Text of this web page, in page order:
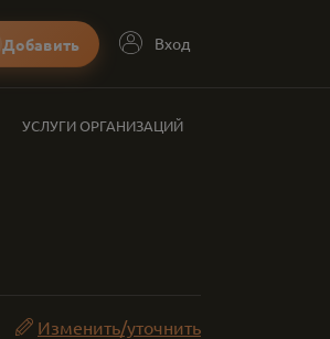
Добавить Вход
УСЛУГИ ОРГАНИЗАЦИЙ
Изменить/уточнить